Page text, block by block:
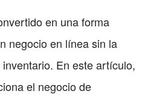
en una forma
negocio en línea sin la
En este artículo,
el negocio de